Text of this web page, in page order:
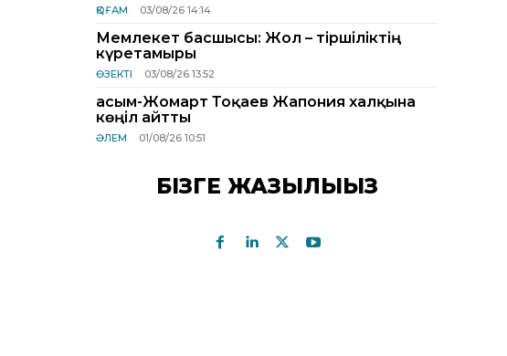
ҚОҒАМ 03/08/26 14:14
Мемлекет басшысы: Жол – тіршіліктің
күретамыры
ӨЗЕКТІ 03/08/26 13:52
Қасым-Жомарт Тоқаев Жапония халқына
көңіл айтты
ӘЛЕМ 01/08/26 10:51
БІЗГЕ ЖАЗЫЛЫҢЫЗ